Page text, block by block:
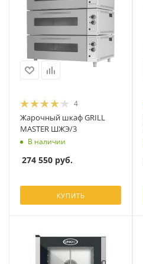
4
Жарочный шкаф GRILL
MASTER ШЖЭ/3
В наличии
274 550 руб.
КУПИТЬ